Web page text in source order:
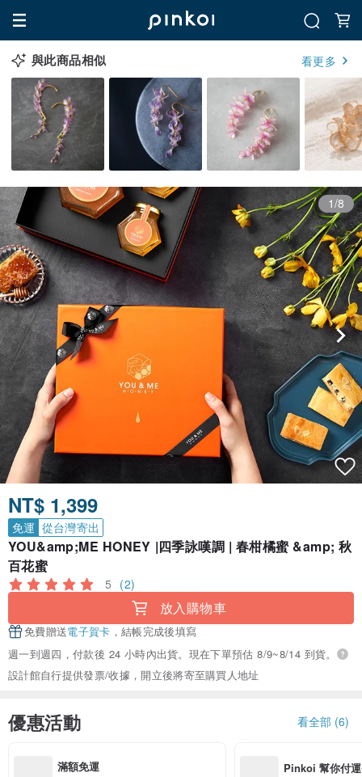
與此商品相似 看更多
1/8
NT$ 1,399
免運 從台灣寄出
YOU&amp;ME HONEY |四季詠嘆調 | 春柑橘蜜 &amp; 秋
百花蜜
5 (2)
放入購物車
免費贈送電子賀卡 ，結帳完成後填寫
週一到週四，付款後 24 小時內出貨。現在下單預估 8/9~8/14 到貨。
設計館自行提供發票/收據，開立後將寄至購買人地址
優惠活動 看全部 (6)
滿額免運
Pinkoi 幫你付